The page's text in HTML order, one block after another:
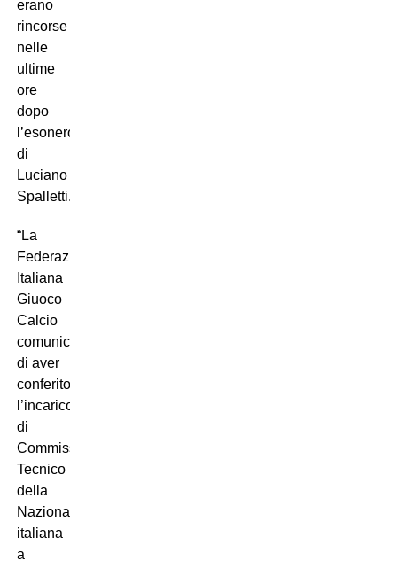
erano
rincorse
nelle
ultime
ore
dopo
l’esonero
di
Luciano
Spalletti.
“La
Federazione
Italiana
Giuoco
Calcio
comunica
di aver
conferito
l’incarico
di
Commissario
Tecnico
della
Nazionale
italiana
a